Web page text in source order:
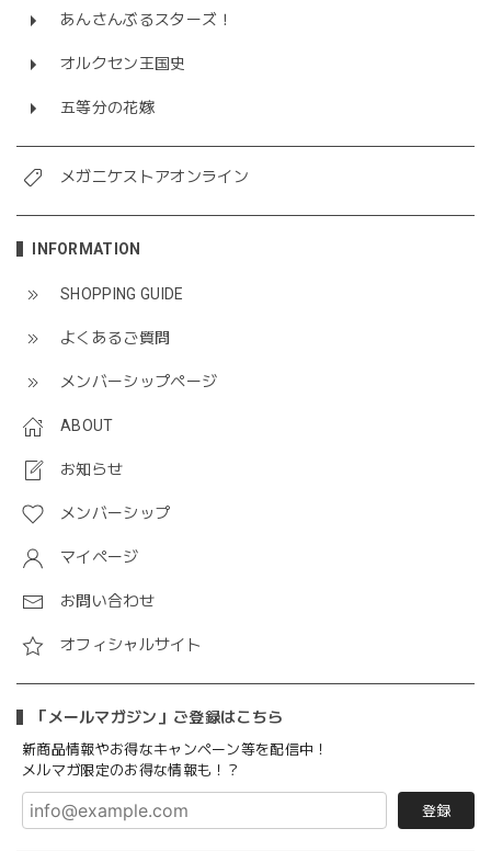
あんさんぶるスターズ！
オルクセン王国史
五等分の花嫁
メガニケストアオンライン
INFORMATION
SHOPPING GUIDE
よくあるご質問
メンバーシップページ
ABOUT
お知らせ
メンバーシップ
マイページ
お問い合わせ
オフィシャルサイト
「メールマガジン」ご登録はこちら
新商品情報やお得なキャンペーン等を配信中！
メルマガ限定のお得な情報も！？
登録